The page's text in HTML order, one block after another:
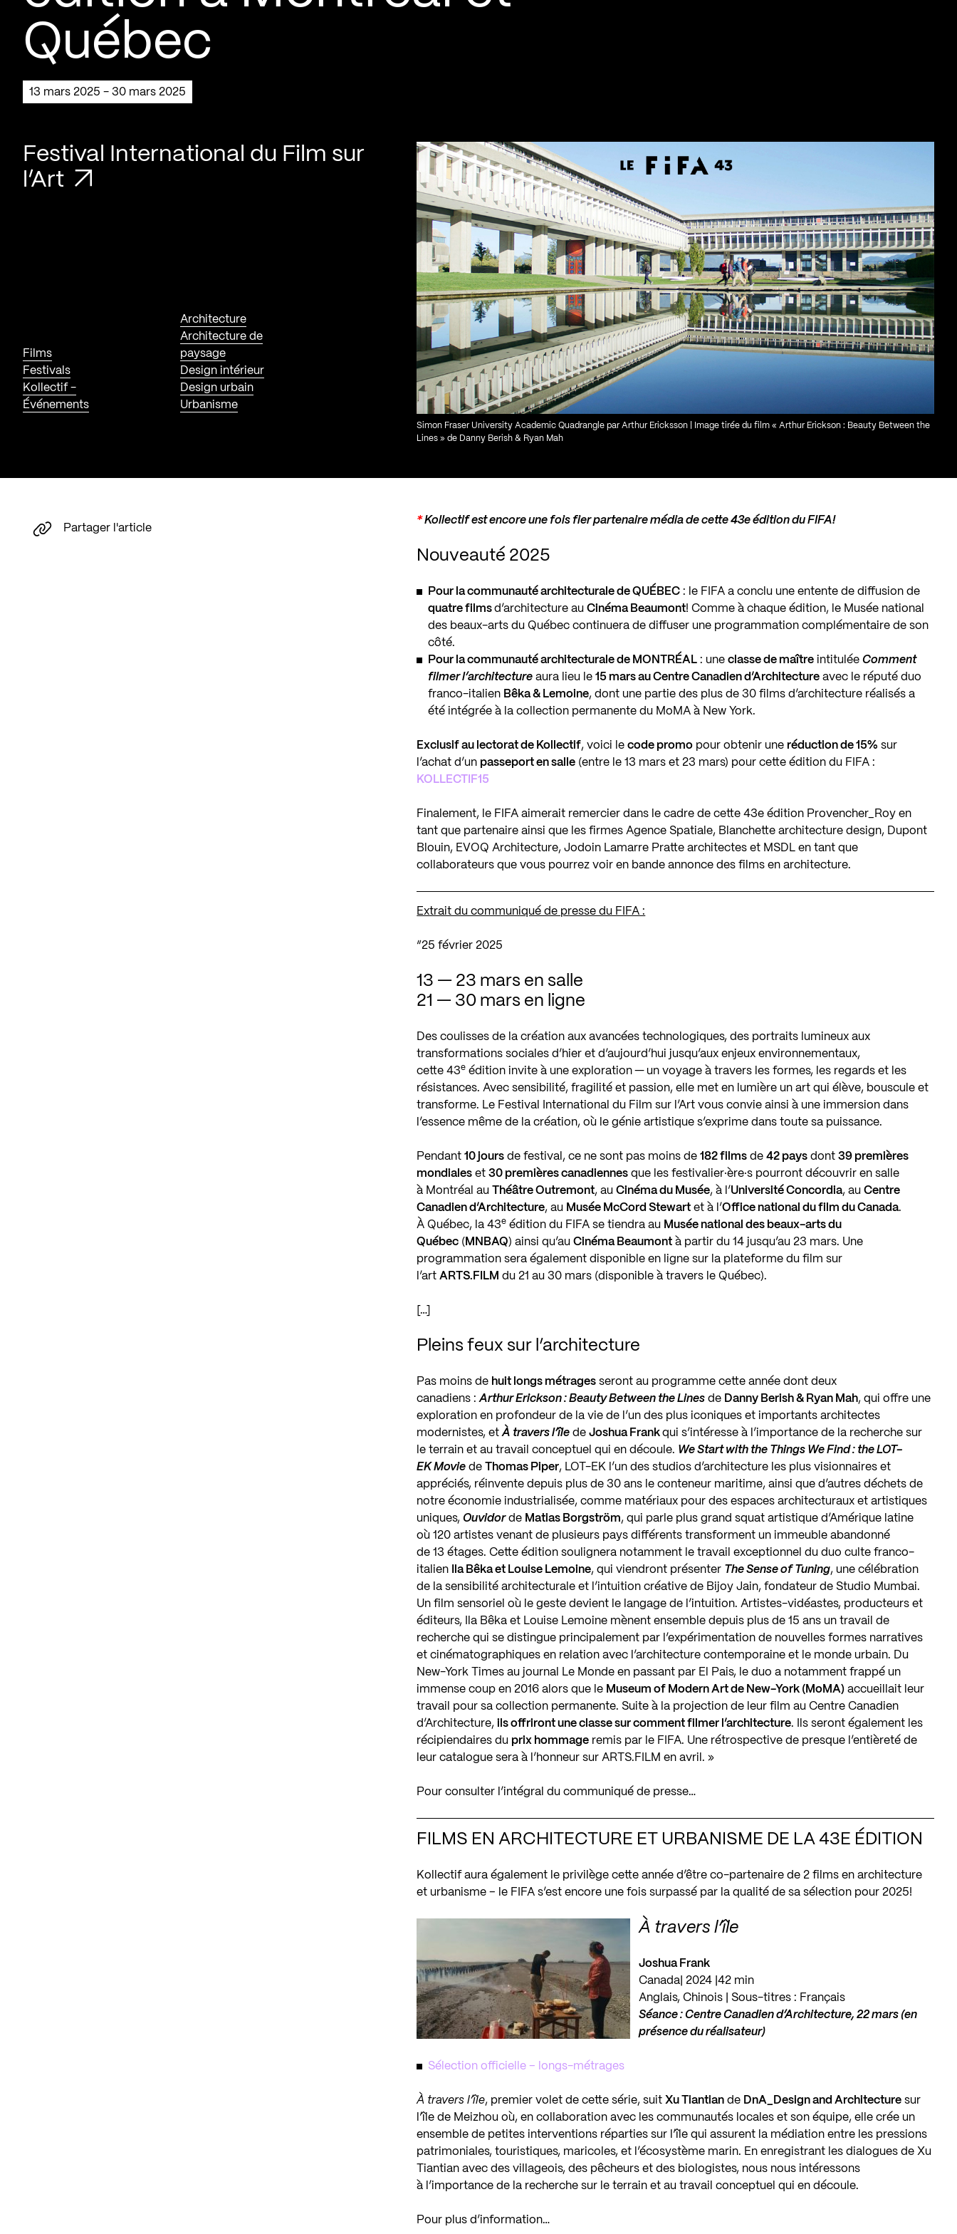
Québec
13 mars 2025 - 30 mars 2025
Festival International du Film sur
l’Art
Films
Festivals
Kollectif -
Événements
Architecture
Architecture de
paysage
Design intérieur
Design urbain
Urbanisme
Simon Fraser University Academic Quadrangle par Arthur Ericksson | Image tirée du film « Arthur Erickson : Beauty Between the
Lines » de Danny Berish & Ryan Mah
*Kollectif est encore une fois fierpartenaire média de cette 43e édition du FIFA!
Nouveauté 2025
Pour la communauté architecturale de QUÉBEC : le FIFA a conclu une entente de diffusion de
quatre filmsd’architecture auCinéma Beaumont! Comme à chaque édition, le Musée national
des beaux-arts du Québec continuera de diffuser une programmation complémentaire de son
côté.
Pour la communauté architecturale de MONTRÉAL : uneclasse de maître intituléeComment
filmer l’architecture aura lieu le15 mars au Centre Canadien d’Architecture avec le réputé duo
franco-italien Bêka & Lemoine, dont une partie des plus de 30 films d’architecture réalisés a
été intégrée à la collection permanente du MoMA à New York.
Exclusif au lectorat de Kollectif, voici lecode promo pour obtenir une réduction de 15% sur
l’achat d’un passeport en salle (entre le 13 mars et 23 mars) pour cette édition du FIFA :
KOLLECTIF15
Finalement, le FIFA aimerait remercier dans le cadre de cette 43e édition Provencher_Roy en
tant que partenaire ainsi que les firmes Agence Spatiale, Blanchette architecture design, Dupont
Blouin, EVOQ Architecture,Jodoin Lamarre Pratte architectes et MSDL en tant que
collaborateurs que vous pourrez voir en bande annonce des films en architecture.
Extrait du communiqué de presse du FIFA :
“25 février 2025
13 — 23 mars en salle
21 — 30 mars en ligne
Des coulisses de la création aux avancées technologiques, des portraits lumineux aux
transformations sociales d’hier et d’aujourd’hui jusqu’aux enjeux environnementaux,
cette43e édition invite à une exploration — un voyage à travers les formes, les regards et les
résistances. Avec sensibilité, fragilité et passion, elle met en lumière un art qui élève, bouscule et
transforme. Le Festival International du Film sur l’Art vous convie ainsi à une immersion dans
l’essence même de la création, où le génie artistique s’exprime dans toute sa puissance.
Pendant10 jours de festival, ce ne sont pas moins de182 films de42 pays dont39 premières
mondiales et30 premières canadiennes que les festivalier·ère·s pourront découvrir en salle
à Montréal auThéâtre Outremont, auCinéma du Musée, à l’Université Concordia, auCentre
Canadien d’Architecture, au Musée McCord Stewart et à l’Office national du film du Canada.
À Québec, la43e édition du FIFA se tiendra au Musée national des beaux-arts du
Québec ( MNBAQ) ainsi qu’auCinéma Beaumont à partir du14 jusqu’au23 mars. Une
programmation sera également disponible en ligne sur la plateforme du film sur
l’artARTS. FILM du21 au30 mars (disponible à travers le Québec).
[…]
Pleins feux sur l’architecture
Pas moins de huit longs métrages seront au programme cette année dont deux
canadiens :Arthur Erickson : Beauty Between the Lines de Danny Berish& Ryan Mah, qui offre une
exploration en profondeur de la vie de l’un des plus iconiques et importants architectes
modernistes, etÀ travers l’île deJoshua Frankqui s’intéresse à l’importance de la recherche sur
le terrain et au travail conceptuel qui en découle. We Start with the Things We Find : theLOT-
EK Movie deThomas Piper, LOT-EK l’un des studios d’architecture les plus visionnaires et
appréciés, réinvente depuis plus de30 ans le conteneur maritime, ainsi que d’autres déchets de
notre économie industrialisée, comme matériaux pour des espaces architecturaux et artistiques
uniques,Ouvidor de Matias Borgström, qui parle plus grand squat artistique d’Amérique latine
où120 artistes venant de plusieurs pays différents transforment un immeuble abandonné
de13 étages. Cette édition soulignera notamment le travail exceptionnel du duo culte franco-
italien
Ila Bêka et Louise Lemoine, qui viendront présenter The Sense of Tuning, une célébration
de la sensibilité architecturale et l’intuition créative de Bijoy Jain, fondateur de Studio Mumbai.
Un film sensoriel où le geste devient le langage de l’intuition. Artistes-vidéastes, producteurs et
éditeurs, Ila Bêka et Louise Lemoine mènent ensemble depuis plus de15 ans un travail de
recherche qui se distingue principalement par l’expérimentation de nouvelles formes narratives
et cinématographiques en relation avec l’architecture contemporaine et le monde urbain. Du
New-York Times au journal Le Monde en passant par El Pais, le duo a notamment frappé un
immense coup en2016 alors que le Museum of Modern Art de New-York (MoMA) accueillait leur
travail pour sa collection permanente. Suite à la projection de leur film au Centre Canadien
d’Architecture,ils offriront une classe sur comment filmer l’architecture. Ils seront également les
récipiendaires du prix hommage remis par le FIFA. Une rétrospective de presque l’entièreté de
leur catalogue sera à l’honneur sur ARTS. FILM en avril. »
Pour consulter l’intégral du communiqué de presse…
FILMS EN ARCHITECTURE ET URBANISME DE LA 43E ÉDITION
Kollectif aura également le privilège cette année d’être co-partenaire de 2 films en architecture
et urbanisme – le FIFA s’est encore une fois surpassé par la qualité de sa sélection pour 2025!
À travers l’île
Joshua Frank
Canada| 2024 |42 min
Anglais, Chinois | Sous-titres : Français
Séance : Centre Canadien d’Architecture, 22 mars (en
présence du réalisateur)
Sélection officielle – longs-métrages
À travers l’île, premier volet de cette série, suit Xu Tiantian de DnA_​Design and Architecture sur
l’île de Meizhou où, en collaboration avec les communautés locales et son équipe, elle crée un
ensemble de petites interventions réparties sur l’île qui assurent la médiation entre les pressions
patrimoniales, touristiques, maricoles, et l’écosystème marin. En enregistrant les dialogues de Xu
Tiantian avec des villageois, des pêcheurs et des biologistes, nous nous intéressons
à l’importance de la recherche sur le terrain et au travail conceptuel qui en découle.
Pour plus d’information…
Partager l'article